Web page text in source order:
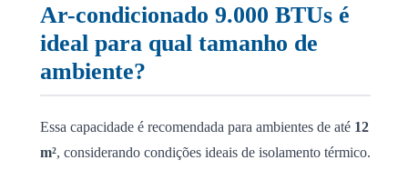
Ar-condicionado 9.000 BTUs é
ideal para qual tamanho de
ambiente?
Essa capacidade é recomendada para ambientes de até 12
m², considerando condições ideais de isolamento térmico.